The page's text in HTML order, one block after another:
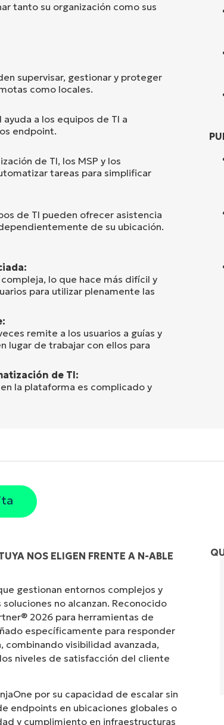
tanto su organización como sus
supervisar, gestionar y proteger
como locales.
a los equipos de TI a
endpoint.
de TI, los MSP y los
tareas para simplificar
de TI pueden ofrecer asistencia
de su ubicación.
lo que hace más difícil y
para utilizar plenamente las
remite a los usuarios a guías y
lugar de trabajar con ellos para
de TI:
la plataforma es complicado y
NOS ELIGEN FRENTE A N-ABLE
gestionan entornos complejos y
no alcanzan. Reconocido
2026 para herramientas de
específicamente para responder
combinando visibilidad avanzada,
niveles de satisfacción del cliente
por su capacidad de escalar sin
endpoints en ubicaciones globales o
y cumplimiento en infraestructuras
15 herramientas diferentes para hacer lo que
centralizada. NinjaOne hace la vida